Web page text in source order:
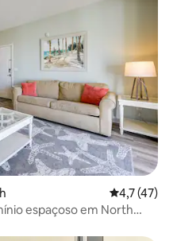
4,7 de uma
4,7 (47)
espaçoso em North